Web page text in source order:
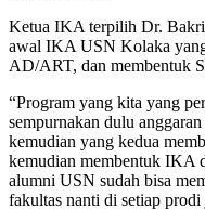
Ketua IKA terpilih Dr.
awal IKA USN Kolaka
AD/ART, dan membentuk
“Program yang kita yang
sempurnakan dulu
kemudian yang kedua
kemudian membentuk IKA
alumni USN sudah bisa
fakultas nanti di setiap prodi